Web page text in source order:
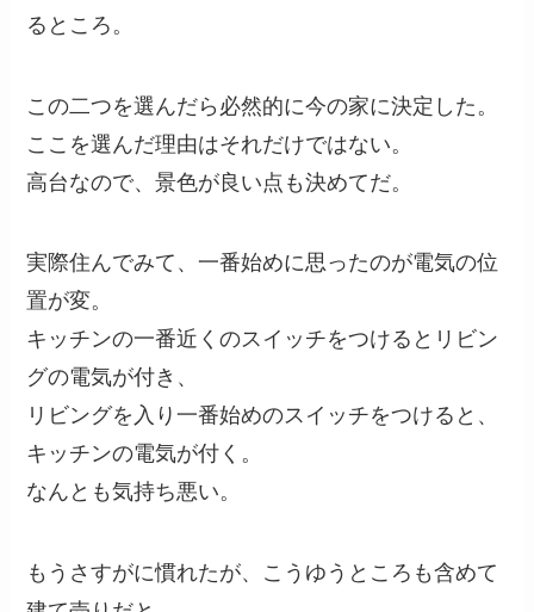
るところ。
この二つを選んだら必然的に今の家に決定した。
ここを選んだ理由はそれだけではない。
高台なので、景色が良い点も決めてだ。
実際住んでみて、一番始めに思ったのが電気の位
置が変。
キッチンの一番近くのスイッチをつけるとリビン
グの電気が付き、
リビングを入り一番始めのスイッチをつけると、
キッチンの電気が付く。
なんとも気持ち悪い。
もうさすがに慣れたが、こうゆうところも含めて